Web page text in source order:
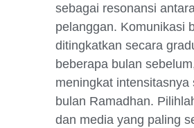
sebagai resonansi antara
pelanggan. Komunikasi
ditingkatkan secara
beberapa bulan
meningkat intensitasnya
bulan Ramadhan.
dan media yang paling